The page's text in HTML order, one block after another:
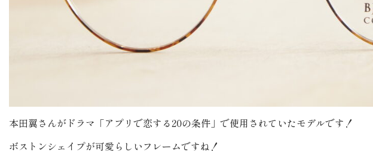
本田翼さんがドラマ「アプリで恋する20の条件」で使用されていたモデルです！
ボストンシェイプが可愛らしいフレームですね！